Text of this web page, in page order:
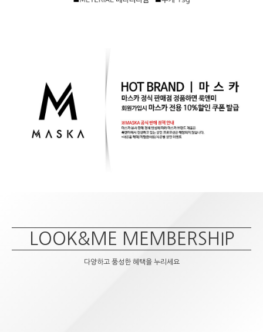
LOOK&ME MEMBERSHIP
다양하고 풍성한 혜택을 누리세요